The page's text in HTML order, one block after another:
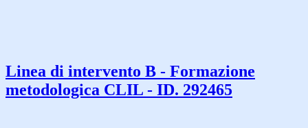
Linea di intervento B - Formazione
metodologica CLIL - ID. 292465